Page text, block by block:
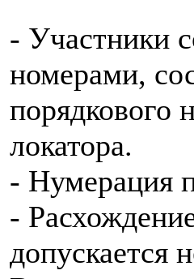
- Участники
номерами,
порядкового
локатора.
- Нумерация
-
допускается